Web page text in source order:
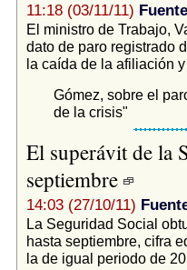
11:18 (03/11/11)
El ministro de Trabajo,
dato de paro registrado
la caída de la afiliación
Gómez, sobre el
de la crisis"
El superávit de la
septiembre
14:03 (27/10/11)
La Seguridad Social
hasta septiembre, cifra
la de igual periodo de